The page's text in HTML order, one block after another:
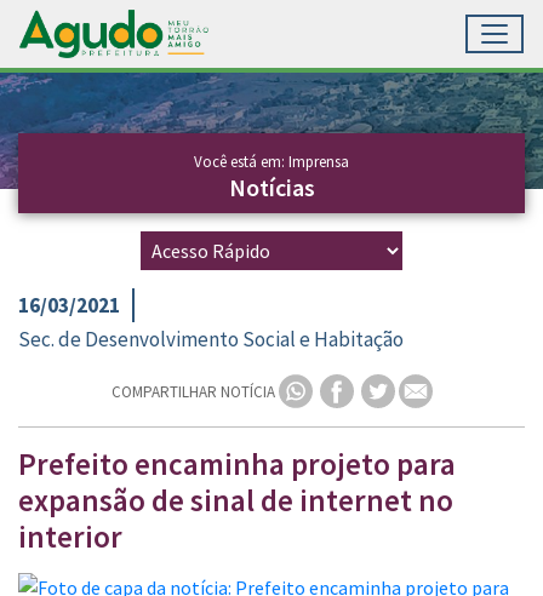
Ir para conteúdo principal
Conteúdo Principal
Você está em: Imprensa
Notícias
16/03/2021
Sec. de Desenvolvimento Social e Habitação
COMPARTILHAR NOTÍCIA
Prefeito encaminha projeto para
expansão de sinal de internet no
interior